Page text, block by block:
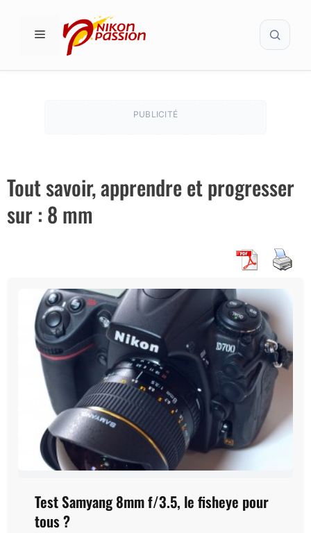
MENU
PUBLICITÉ
Tout savoir, apprendre et progresser
sur : 8 mm
Test Samyang 8mm f/3.5, le fisheye pour
tous ?